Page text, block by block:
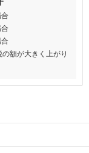
額が大きく上がり